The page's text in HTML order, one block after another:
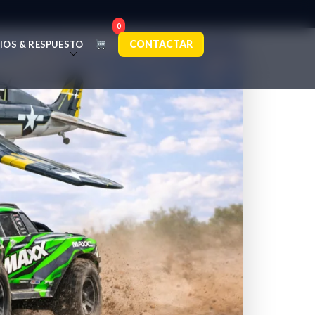
& RESPUESTO
0
CONTACTAR